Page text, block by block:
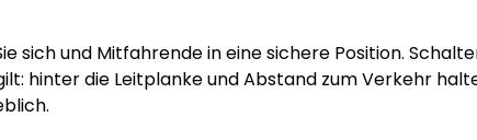
sich und Mitfahrende in eine sichere Position.
hinter die Leitplanke und Abstand zum Verkehr